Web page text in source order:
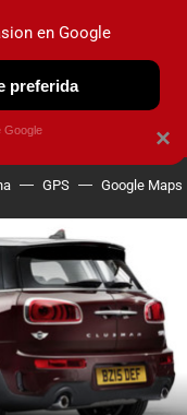
OBSERVATORIO
GPS Google Maps
×
en Google
preferida
Google